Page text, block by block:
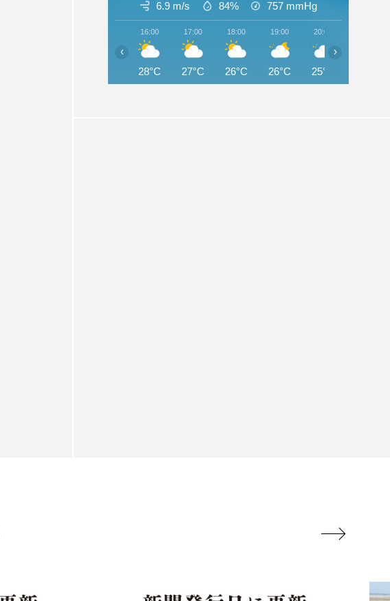
6.9 m/s 84% 757 mmHg
16:00
28°C
17:00
27°C
18:00
26°C
19:00
26°C
20:00
25°C
‹ ›
